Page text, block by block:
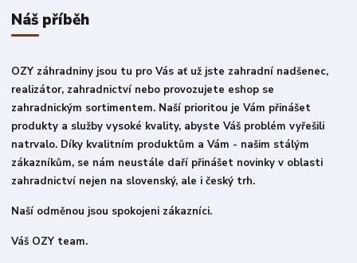
Náš příběh
OZY záhradniny jsou tu pro Vás ať už jste zahradní nadšenec,
realizátor, zahradnictví nebo provozujete eshop se
zahradnickým sortimentem. Naší prioritou je Vám přinášet
produkty a služby vysoké kvality, abyste Váš problém vyřešili
natrvalo. Díky kvalitním produktům a Vám - našim stálým
zákazníkům, se nám neustále daří přinášet novinky v oblasti
zahradnictví nejen na slovenský, ale i český trh.
Naší odměnou jsou spokojeni zákazníci.
Váš OZY team.